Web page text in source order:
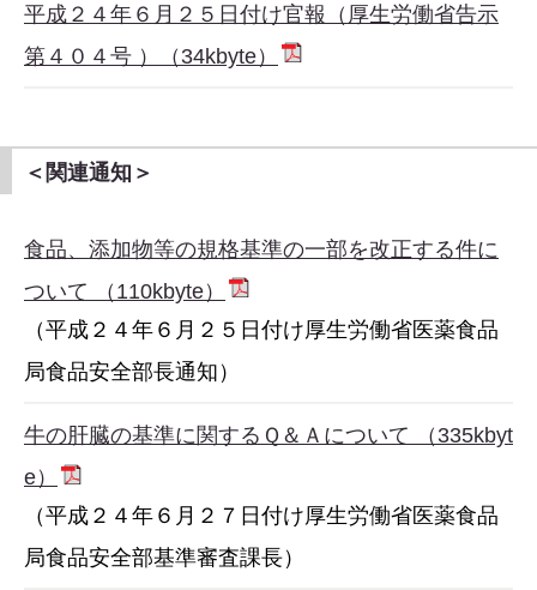
平成２４年６月２５日付け官報（厚生労働省告示
第４０４号 ）（34kbyte）
＜関連通知＞
食品、添加物等の規格基準の一部を改正する件に
ついて （110kbyte）
（平成２４年６月２５日付け厚生労働省医薬食品
局食品安全部長通知）
牛の肝臓の基準に関するＱ＆Ａについて （335kbyt
e）
（平成２４年６月２７日付け厚生労働省医薬食品
局食品安全部基準審査課長）